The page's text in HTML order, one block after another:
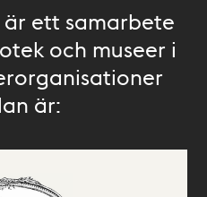
ett samarbete
och museer i
är: